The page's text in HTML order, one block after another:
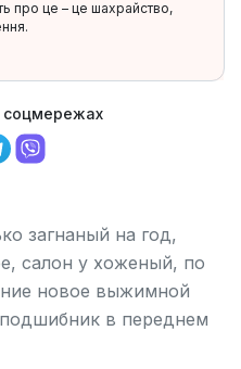
про це – це шахрайство,
соцмережах
загнаный на год,
салон у хоженый, по
новое выжимной
в переднем
денежных вложений.